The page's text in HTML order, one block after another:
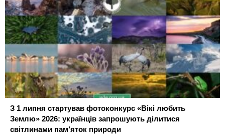
З 1 липня стартував фотоконкурс «Вікі любить
Землю» 2026: українців запрошують ділитися
світлинами пам’яток природи